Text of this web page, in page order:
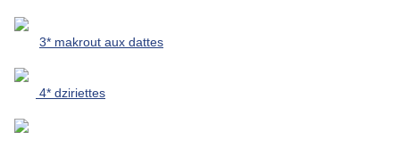
3* makrout aux dattes
4* dziriettes